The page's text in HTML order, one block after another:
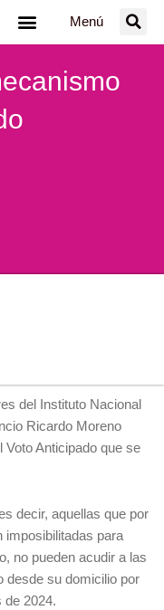
Menú
del Instituto Nacional
Ricardo Moreno
Anticipado que se
decir, aquellas que por
imposibilitadas para
no pueden acudir a las
desde su domicilio por
de 2024.